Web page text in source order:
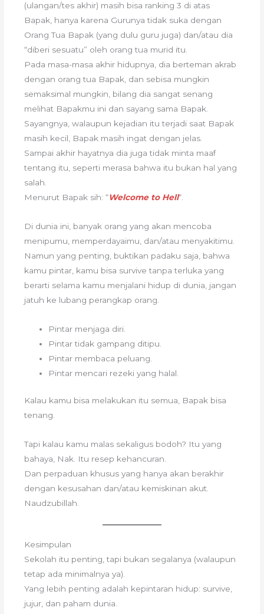
(ulangan/tes akhir) masih bisa ranking 3 di atas
Bapak, hanya karena Gurunya tidak suka dengan
Orang Tua Bapak (yang dulu guru juga) dan/atau dia
“diberi sesuatu” oleh orang tua murid itu.
Pada masa-masa akhir hidupnya, dia berteman akrab
dengan orang tua Bapak, dan sebisa mungkin
semaksimal mungkin, bilang dia sangat senang
melihat Bapakmu ini dan sayang sama Bapak.
Sayangnya, walaupun kejadian itu terjadi saat Bapak
masih kecil, Bapak masih ingat dengan jelas.
Sampai akhir hayatnya dia juga tidak minta maaf
tentang itu, seperti merasa bahwa itu bukan hal yang
salah.
Menurut Bapak sih: “Welcome to Hell“.
Di dunia ini, banyak orang yang akan mencoba
menipumu, memperdayaimu, dan/atau menyakitimu.
Namun yang penting, buktikan padaku saja, bahwa
kamu pintar, kamu bisa survive tanpa terluka yang
berarti selama kamu menjalani hidup di dunia, jangan
jatuh ke lubang perangkap orang.
Pintar menjaga diri.
Pintar tidak gampang ditipu.
Pintar membaca peluang.
Pintar mencari rezeki yang halal.
Kalau kamu bisa melakukan itu semua, Bapak bisa
tenang.
Tapi kalau kamu malas sekaligus bodoh? Itu yang
bahaya, Nak. Itu resep kehancuran.
Dan perpaduan khusus yang hanya akan berakhir
dengan kesusahan dan/atau kemiskinan akut.
Naudzubillah.
Kesimpulan
Sekolah itu penting, tapi bukan segalanya (walaupun
tetap ada minimalnya ya).
Yang lebih penting adalah kepintaran hidup: survive,
jujur, dan paham dunia.